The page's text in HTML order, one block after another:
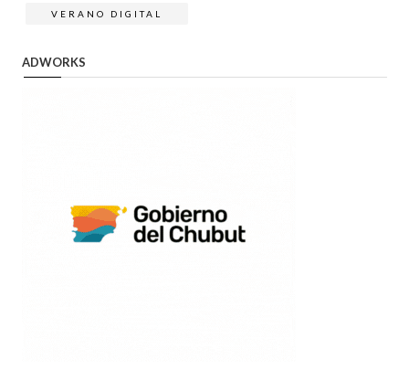
VERANO DIGITAL
ADWORKS